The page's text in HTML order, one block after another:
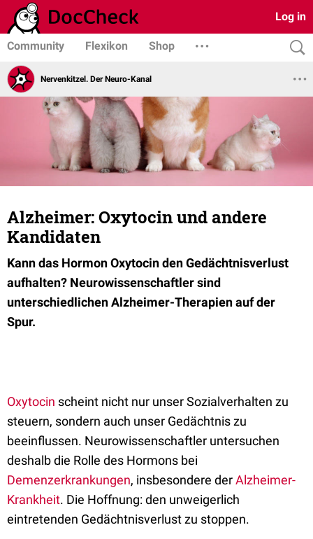
Log in
Community Flexikon Shop
Nervenkitzel. Der Neuro-Kanal
Alzheimer: Oxytocin und andere
Kandidaten
Kann das Hormon Oxytocin den Gedächtnisverlust
aufhalten? Neurowissenschaftler sind
unterschiedlichen Alzheimer-Therapien auf der
Spur.
Oxytocin scheint nicht nur unser Sozialverhalten zu
steuern, sondern auch unser Gedächtnis zu
beeinflussen. Neurowissenschaftler untersuchen
deshalb die Rolle des Hormons bei
Demenzerkrankungen, insbesondere derAlzheimer-
Krankheit. Die Hoffnung: den unweigerlich
eintretenden Gedächtnisverlust zu stoppen.